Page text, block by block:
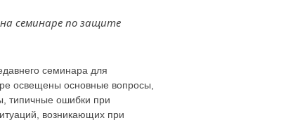
семинаре по защите
семинара для
освещены основные вопросы,
типичные ошибки при
возникающих при